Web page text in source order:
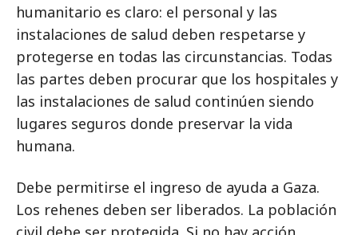
humanitario es claro: el personal y las
instalaciones de salud deben respetarse y
protegerse en todas las circunstancias. Todas
las partes deben procurar que los hospitales y
las instalaciones de salud continúen siendo
lugares seguros donde preservar la vida
humana.
Debe permitirse el ingreso de ayuda a Gaza.
Los rehenes deben ser liberados. La población